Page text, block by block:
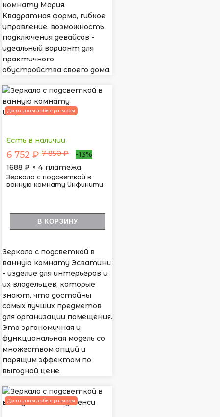
комнату Мария.
Квадратная форма, гибкое
управление, возможность
подключения девайсов -
идеальный вариант для
практичного
обустройства своего дома.
Доступны любые размеры
Есть в наличии
6 752 ₽ 7 850 ₽
-13%
1688 ₽ × 4 платежа
Зеркало с подсветкой в
ванную комнату Инфинити
В КОРЗИНУ
Зеркало с подсветкой в
ванную комнату Эсватини
- изделие для интерьеров и
их владельцев, которые
знают, что достойны
самых лучших предметов
для организации помещения.
Это эргономичная и
функциональная модель со
множеством опций и
парящим эффектом по
выгодной цене.
Доступны любые размеры